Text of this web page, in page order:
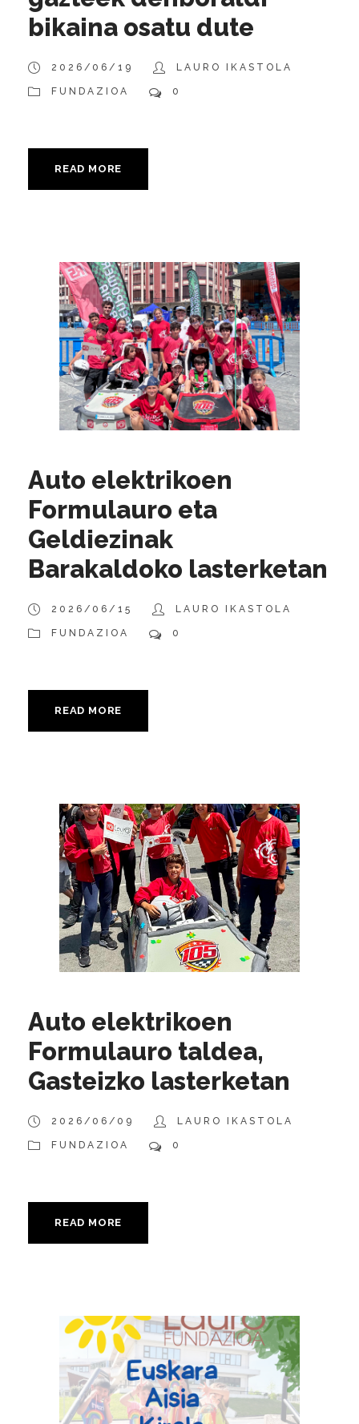
bikaina osatu dute
2026/06/19 LAURO IKASTOLA
FUNDAZIOA 0
READ MORE
Auto elektrikoen
Formulauro eta
Geldiezinak
Barakaldoko lasterketan
2026/06/15 LAURO IKASTOLA
FUNDAZIOA 0
READ MORE
Auto elektrikoen
Formulauro taldea,
Gasteizko lasterketan
2026/06/09 LAURO IKASTOLA
FUNDAZIOA 0
READ MORE